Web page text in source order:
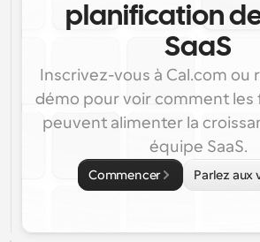
planification
SaaS
Inscrivez-vous à Cal.com ou
démo pour voir comment les
peuvent alimenter la
équipe SaaS.
Commencer Parlez aux